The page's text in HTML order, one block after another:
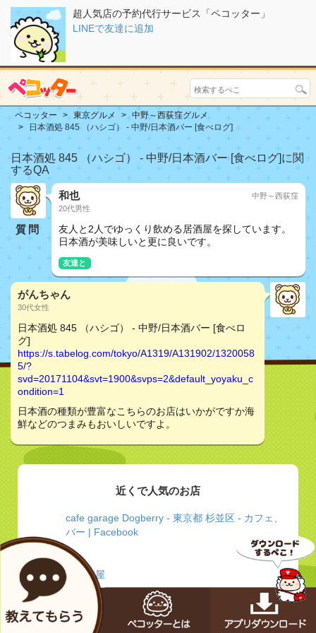
超人気店の予約代行サービス「ペコッター」
LINEで友達に追加
ペコッター 東京グルメ
中野～西荻窪グルメ
日本酒処 845 （ハシゴ） - 中野/日本酒バー [食べログ]
日本酒処 845 （ハシゴ） - 中野/日本酒バー [食べログ]に関
するQA
質問
和也
20代男性
中野～西荻窪
友人と2人でゆっくり飲める居酒屋を探しています。
日本酒が美味しいと更に良いです。
友達と
がんちゃん
30代女性
日本酒処 845 （ハシゴ） - 中野/日本酒バー [食べロ
グ]
https://s.tabelog.com/tokyo/A1319/A131902/1320058
5/?
svd=20171104&svt=1900&svps=2&default_yoyaku_c
ondition=1
日本酒の種類が豊富なこちらのお店はいかがですか海
鮮などのつまみもおいしいですよ。
近くで人気のお店
cafe garage Dogberry - 東京都 杉並区 - カフェ、
バー | Facebook
えんじ屋